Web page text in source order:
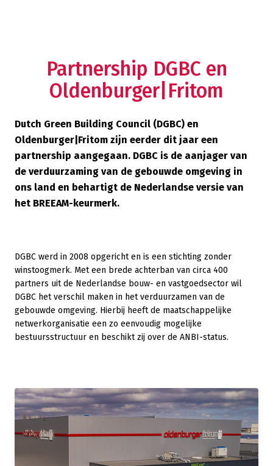
Partnership DGBC en
Oldenburger|Fritom
Dutch Green Building Council (DGBC) en
Oldenburger|Fritom zijn eerder dit jaar een
partnership aangegaan. DGBC is de aanjager van
de verduurzaming van de gebouwde omgeving in
ons land en behartigt de Nederlandse versie van
het BREEAM-keurmerk.
DGBC werd in 2008 opgericht en is een stichting zonder
winstoogmerk. Met een brede achterban van circa 400
partners uit de Nederlandse bouw- en vastgoedsector wil
DGBC het verschil maken in het verduurzamen van de
gebouwde omgeving. Hierbij heeft de maatschappelijke
netwerkorganisatie een zo eenvoudig mogelijke
bestuursstructuur en beschikt zij over de ANBI-status.